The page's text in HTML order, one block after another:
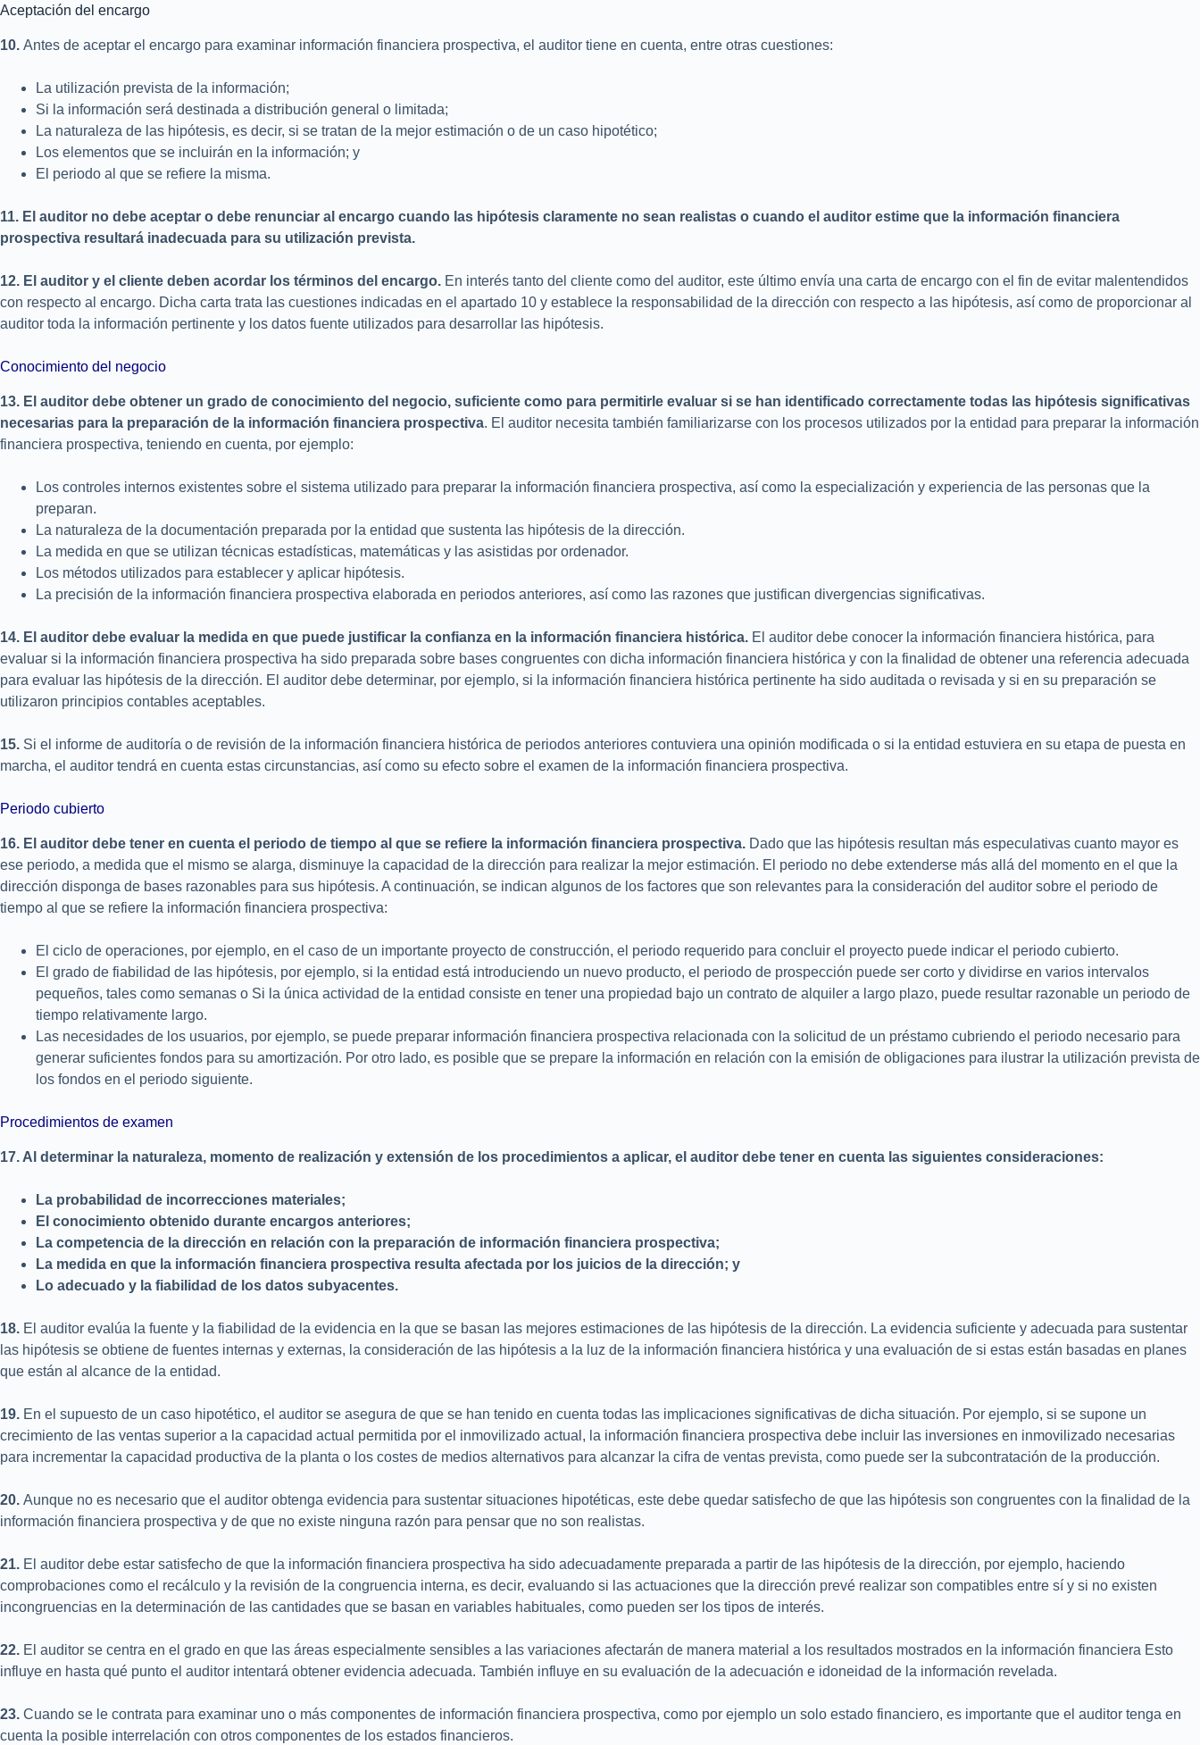
contenido
Aceptación del encargo
10. Antes de aceptar el encargo para examinar información financiera prospectiva, el auditor tiene en cuenta, entre otras cuestiones:
La utilización prevista de la información;
Si la información será destinada a distribución general o limitada;
La naturaleza de las hipótesis, es decir, si se tratan de la mejor estimación o de un caso hipotético;
Los elementos que se incluirán en la información; y
El periodo al que se refiere la misma.
11. El auditor no debe aceptar o debe renunciar al encargo cuando las hipótesis claramente no sean realistas o cuando el auditor estime que la información financiera
prospectiva resultará inadecuada para su utilización prevista.
12. El auditor y el cliente deben acordar los términos del encargo. En interés tanto del cliente como del auditor, este último envía una carta de encargo con el fin de evitar malentendidos
con respecto al encargo. Dicha carta trata las cuestiones indicadas en el apartado 10 y establece la responsabilidad de la dirección con respecto a las hipótesis, así como de proporcionar al
auditor toda la información pertinente y los datos fuente utilizados para desarrollar las hipótesis.
Conocimiento del negocio
13. El auditor debe obtener un grado de conocimiento del negocio, suficiente como para permitirle evaluar si se han identificado correctamente todas las hipótesis significativas
necesarias para la preparación de la información financiera prospectiva. El auditor necesita también familiarizarse con los procesos utilizados por la entidad para preparar la información
financiera prospectiva, teniendo en cuenta, por ejemplo:
Los controles internos existentes sobre el sistema utilizado para preparar la información financiera prospectiva, así como la especialización y experiencia de las personas que la
preparan.
La naturaleza de la documentación preparada por la entidad que sustenta las hipótesis de la dirección.
La medida en que se utilizan técnicas estadísticas, matemáticas y las asistidas por ordenador.
Los métodos utilizados para establecer y aplicar hipótesis.
La precisión de la información financiera prospectiva elaborada en periodos anteriores, así como las razones que justifican divergencias significativas.
14. El auditor debe evaluar la medida en que puede justificar la confianza en la información financiera histórica. El auditor debe conocer la información financiera histórica, para
evaluar si la información financiera prospectiva ha sido preparada sobre bases congruentes con dicha información financiera histórica y con la finalidad de obtener una referencia adecuada
para evaluar las hipótesis de la dirección. El auditor debe determinar, por ejemplo, si la información financiera histórica pertinente ha sido auditada o revisada y si en su preparación se
utilizaron principios contables aceptables.
15. Si el informe de auditoría o de revisión de la información financiera histórica de periodos anteriores contuviera una opinión modificada o si la entidad estuviera en su etapa de puesta en
marcha, el auditor tendrá en cuenta estas circunstancias, así como su efecto sobre el examen de la información financiera prospectiva.
Periodo cubierto
16. El auditor debe tener en cuenta el periodo de tiempo al que se refiere la información financiera prospectiva. Dado que las hipótesis resultan más especulativas cuanto mayor es
ese periodo, a medida que el mismo se alarga, disminuye la capacidad de la dirección para realizar la mejor estimación. El periodo no debe extenderse más allá del momento en el que la
dirección disponga de bases razonables para sus hipótesis. A continuación, se indican algunos de los factores que son relevantes para la consideración del auditor sobre el periodo de
tiempo al que se refiere la información financiera prospectiva:
El ciclo de operaciones, por ejemplo, en el caso de un importante proyecto de construcción, el periodo requerido para concluir el proyecto puede indicar el periodo cubierto.
El grado de fiabilidad de las hipótesis, por ejemplo, si la entidad está introduciendo un nuevo producto, el periodo de prospección puede ser corto y dividirse en varios intervalos
pequeños, tales como semanas o Si la única actividad de la entidad consiste en tener una propiedad bajo un contrato de alquiler a largo plazo, puede resultar razonable un periodo de
tiempo relativamente largo.
Las necesidades de los usuarios, por ejemplo, se puede preparar información financiera prospectiva relacionada con la solicitud de un préstamo cubriendo el periodo necesario para
generar suficientes fondos para su amortización. Por otro lado, es posible que se prepare la información en relación con la emisión de obligaciones para ilustrar la utilización prevista de
los fondos en el periodo siguiente.
Procedimientos de examen
17. Al determinar la naturaleza, momento de realización y extensión de los procedimientos a aplicar, el auditor debe tener en cuenta las siguientes consideraciones:
La probabilidad de incorrecciones materiales;
El conocimiento obtenido durante encargos anteriores;
La competencia de la dirección en relación con la preparación de información financiera prospectiva;
La medida en que la información financiera prospectiva resulta afectada por los juicios de la dirección; y
Lo adecuado y la fiabilidad de los datos subyacentes.
18. El auditor evalúa la fuente y la fiabilidad de la evidencia en la que se basan las mejores estimaciones de las hipótesis de la dirección. La evidencia suficiente y adecuada para sustentar
las hipótesis se obtiene de fuentes internas y externas, la consideración de las hipótesis a la luz de la información financiera histórica y una evaluación de si estas están basadas en planes
que están al alcance de la entidad.
19. En el supuesto de un caso hipotético, el auditor se asegura de que se han tenido en cuenta todas las implicaciones significativas de dicha situación. Por ejemplo, si se supone un
crecimiento de las ventas superior a la capacidad actual permitida por el inmovilizado actual, la información financiera prospectiva debe incluir las inversiones en inmovilizado necesarias
para incrementar la capacidad productiva de la planta o los costes de medios alternativos para alcanzar la cifra de ventas prevista, como puede ser la subcontratación de la producción.
20. Aunque no es necesario que el auditor obtenga evidencia para sustentar situaciones hipotéticas, este debe quedar satisfecho de que las hipótesis son congruentes con la finalidad de la
información financiera prospectiva y de que no existe ninguna razón para pensar que no son realistas.
21. El auditor debe estar satisfecho de que la información financiera prospectiva ha sido adecuadamente preparada a partir de las hipótesis de la dirección, por ejemplo, haciendo
comprobaciones como el recálculo y la revisión de la congruencia interna, es decir, evaluando si las actuaciones que la dirección prevé realizar son compatibles entre sí y si no existen
incongruencias en la determinación de las cantidades que se basan en variables habituales, como pueden ser los tipos de interés.
22. El auditor se centra en el grado en que las áreas especialmente sensibles a las variaciones afectarán de manera material a los resultados mostrados en la información financiera Esto
influye en hasta qué punto el auditor intentará obtener evidencia adecuada. También influye en su evaluación de la adecuación e idoneidad de la información revelada.
23. Cuando se le contrata para examinar uno o más componentes de información financiera prospectiva, como por ejemplo un solo estado financiero, es importante que el auditor tenga en
cuenta la posible interrelación con otros componentes de los estados financieros.